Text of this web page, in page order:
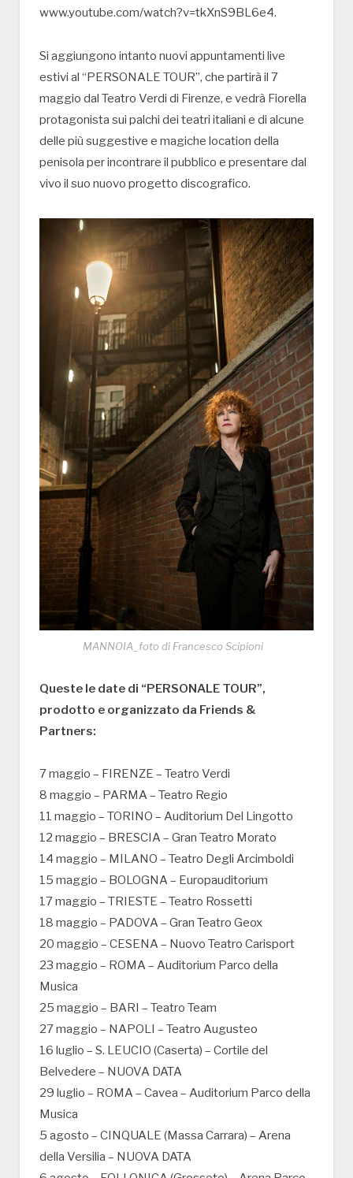
www.youtube.com/watch?v=tkXnS9BL6e4.
Si aggiungono intanto nuovi appuntamenti live
estivi al “PERSONALE TOUR”, che partirà il 7
maggio dal Teatro Verdi di Firenze, e vedrà Fiorella
protagonista sui palchi dei teatri italiani e di alcune
delle più suggestive e magiche location della
penisola per incontrare il pubblico e presentare dal
vivo il suo nuovo progetto discografico.
MANNOIA_foto di Francesco Scipioni
Queste le date di “PERSONALE TOUR”,
prodotto e organizzato da Friends &
Partners:
7 maggio – FIRENZE – Teatro Verdi
8 maggio – PARMA – Teatro Regio
11 maggio – TORINO – Auditorium Del Lingotto
12 maggio – BRESCIA – Gran Teatro Morato
14 maggio – MILANO – Teatro Degli Arcimboldi
15 maggio – BOLOGNA – Europauditorium
17 maggio – TRIESTE – Teatro Rossetti
18 maggio – PADOVA – Gran Teatro Geox
20 maggio – CESENA – Nuovo Teatro Carisport
23 maggio – ROMA – Auditorium Parco della
Musica
25 maggio – BARI – Teatro Team
27 maggio – NAPOLI – Teatro Augusteo
16 luglio – S. LEUCIO (Caserta) – Cortile del
Belvedere – NUOVA DATA
29 luglio – ROMA – Cavea – Auditorium Parco della
Musica
5 agosto – CINQUALE (Massa Carrara) – Arena
della Versilia – NUOVA DATA